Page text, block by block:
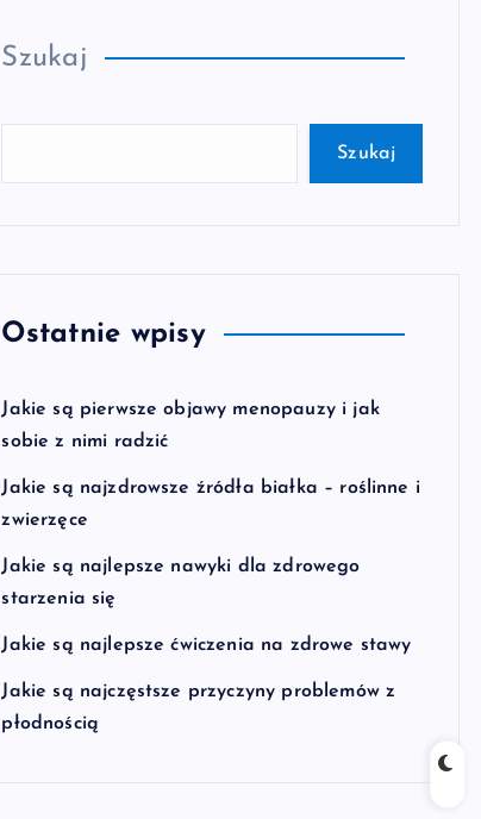
Szukaj
Szukaj
Ostatnie wpisy
Jakie są pierwsze objawy menopauzy i jak
sobie z nimi radzić
Jakie są najzdrowsze źródła białka – roślinne i
zwierzęce
Jakie są najlepsze nawyki dla zdrowego
starzenia się
Jakie są najlepsze ćwiczenia na zdrowe stawy
Jakie są najczęstsze przyczyny problemów z
płodnością